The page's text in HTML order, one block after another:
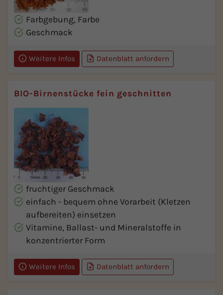
Farbgebung, Farbe
Geschmack
Weitere Infos Datenblatt anfordern
BIO-Birnenstücke fein geschnitten
fruchtiger Geschmack
einfach - bequem ohne Vorarbeit (Kletzen
aufbereiten) einsetzen
Vitamine, Ballast- und Mineralstoffe in
konzentrierter Form
Weitere Infos Datenblatt anfordern